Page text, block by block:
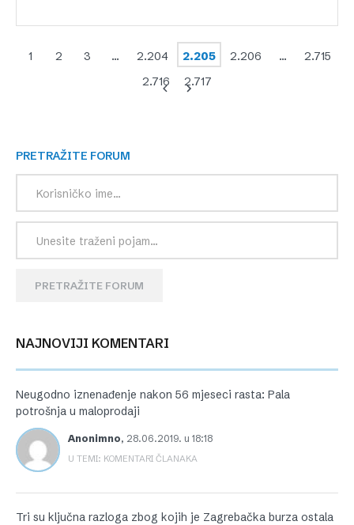
1 2 3 … 2.204 2.205 2.206 …
2.715
2.716
2.717
PRETRAŽITE FORUM
PRETRAŽITE FORUM
NAJNOVIJI KOMENTARI
Neugodno iznenađenje nakon 56 mjeseci rasta: Pala
potrošnja u maloprodaji
Anonimno, 28.06.2019. u 18:18
U TEMI: KOMENTARI ČLANAKA
Tri su ključna razloga zbog kojih je Zagrebačka burza ostala